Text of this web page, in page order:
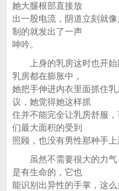
她大腿根部直接放
出一股电流，阴道立刻就
制的就发出了一声
呻吟。
上身的乳房这时也开始
乳房都在膨胀中，
她把手伸进内衣里面抓住
议，她觉得她这样抓
住并不能完全让乳房舒服
们最大面积的受到
照顾，也没有男性那种手上
虽然不需要很大的力气
是有生命的，它也
能识别出异性的手掌，这